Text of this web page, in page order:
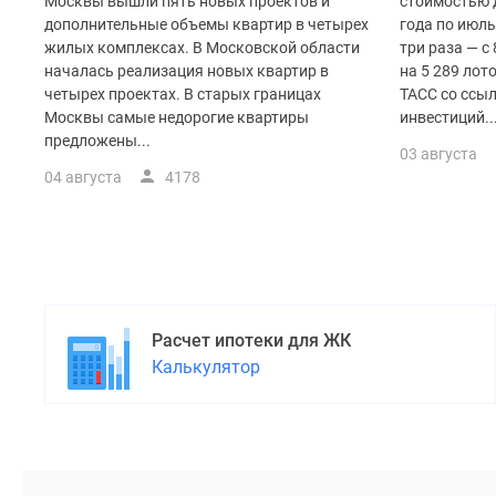
водоема
Коттеджные
поселки
центры
дополнительные объемы квартир в четырех
жилых комплексах. В Московской области
началась реализация новых квартир в
четырех проектах. В старых границах
Москвы самые недорогие квартиры
предложены...
04 августа 4178
года по
три раза — с
на 5 289
ТАСС со
инвестиций...
03 августа
Расчет ипотеки для ЖК
Калькулятор